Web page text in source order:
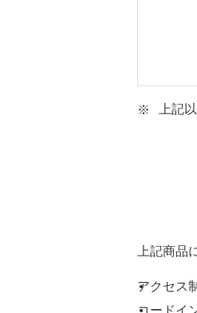
上記
上記商品
アクセス
コードイ